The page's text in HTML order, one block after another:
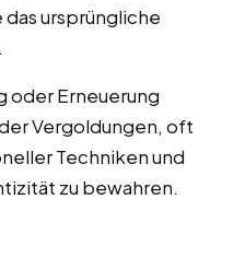
ursprüngliche
oder Erneuerung
Vergoldungen, oft
Techniken und
zu bewahren.